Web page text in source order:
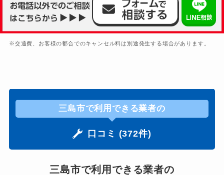
※交通費、お客様の都合でのキャンセル料は別途発生する場合があります。
三島市で利用できる業者の
口コミ (372件)
三島市で利用できる業者の